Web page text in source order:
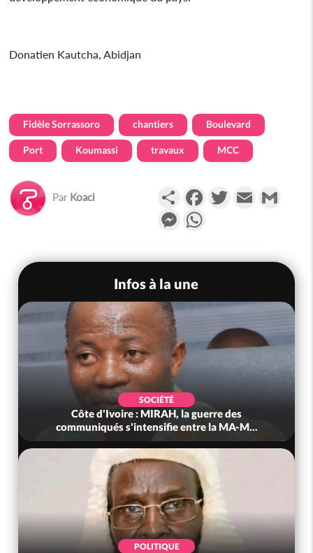
Donatien Kautcha, Abidjan
Fidèle Sorrassoro chantiers Boulevard
Port Koumassi travaux MCC
Par Koaci PartagerFacebookTwitterEmail
Messenger
Infos à la une
SOCIÉTÉ
Côte d'Ivoire : MIRAH, la guerre des
communiqués s'intensifie entre la MA-M...
POLITIQUE